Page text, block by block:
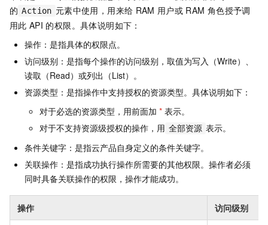
的 Action 元素中使用，用来给 RAM 用户或 RAM 角色授予调
用此 API 的权限。具体说明如下：
操作：是指具体的权限点。
访问级别：是指每个操作的访问级别，取值为写入（Write）、
读取（Read）或列出（List）。
资源类型：是指操作中支持授权的资源类型。具体说明如下：
对于必选的资源类型，用前面加 * 表示。
对于不支持资源级授权的操作，用 全部资源 表示。
条件关键字：是指云产品自身定义的条件关键字。
关联操作：是指成功执行操作所需要的其他权限。操作者必须
同时具备关联操作的权限，操作才能成功。
操作 访问级别